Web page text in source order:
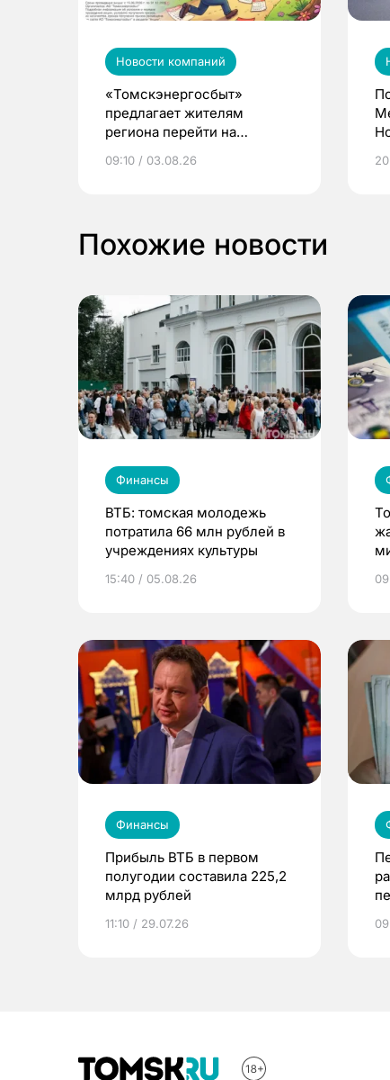
Новости компаний
«Томскэнергосбыт»
предлагает жителям
региона перейти на
выиграть призы
09:10 / 03.08.26
Похожие новости
Финансы
ВТБ: томская молодежь
потратила 66 млн рублей в
учреждениях культуры
15:40 / 05.08.26
Финансы
Прибыль ВТБ в первом
полугодии составила 225,2
млрд рублей
11:10 / 29.07.26